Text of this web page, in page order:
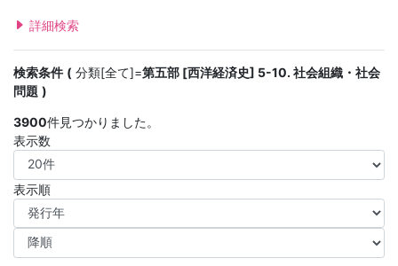
詳細検索
検索条件 分類[全て]=第五部 [西洋経済史] 5-10. 社会組織・社会
問題
3900件見つかりました。
表示数
表示順